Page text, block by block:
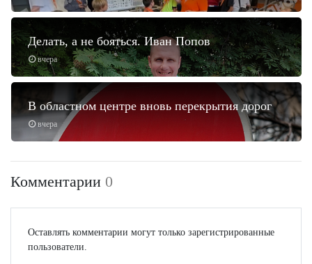
вчера
Делать, а не бояться. Иван Попов
вчера
В областном центре вновь перекрытия дорог
Комментарии 0
Оставлять комментарии могут только зарегистрированные
пользователи.